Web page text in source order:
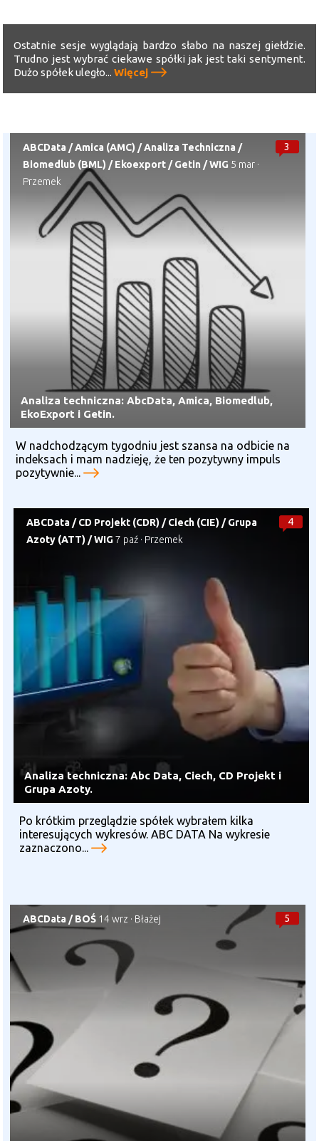
Ostatnie sesje wyglądają bardzo słabo na naszej giełdzie.
Trudno jest wybrać ciekawe spółki jak jest taki sentyment.
Dużo spółek uległo...Więcej
3
ABCData /Amica (AMC) /Analiza Techniczna /
Biomedlub (BML) /Ekoexport /Getin /WIG 5 mar ·
Przemek
Analiza techniczna: AbcData, Amica, Biomedlub,
EkoExport i Getin.
W nadchodzącym tygodniu jest szansa na odbicie na
indeksach i mam nadzieję, że ten pozytywny impuls
pozytywnie...
4
ABCData /CD Projekt (CDR) /Ciech (CIE) /Grupa
Azoty (ATT) /WIG 7 paź · Przemek
Analiza techniczna: Abc Data, Ciech, CD Projekt i
Grupa Azoty.
Po krótkim przeglądzie spółek wybrałem kilka
interesujących wykresów. ABC DATA Na wykresie
zaznaczono...
5
ABCData /BOŚ 14 wrz · Błażej